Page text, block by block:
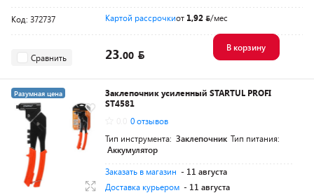
Код: 372737 Картой рассрочкиот 1,92 /мес
Сравнить 23.00
В корзину
Разумная цена
Заклепочник усиленный STARTUL PROFI
ST4581
0 отзывов
Тип инструмента: Заклепочник Тип питания:
Аккумулятор
Заказать в магазин - 11 августа
Доставка курьером - 11 августа